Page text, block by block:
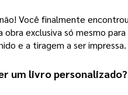
Você finalmente
obra exclusiva só mesmo
e a tiragem a ser
um livro personalizado?